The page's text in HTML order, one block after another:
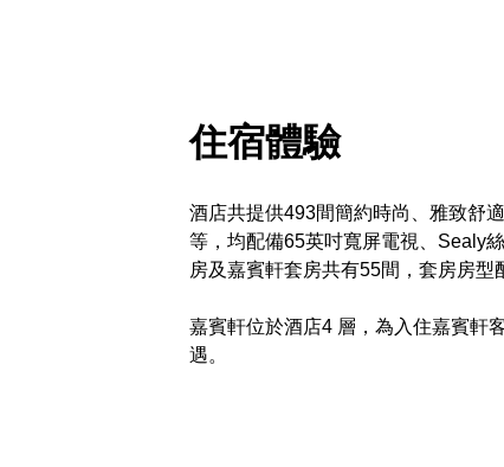
住宿體驗
酒店共提供493間簡約時尚、雅致舒
等，均配備65英吋寬屏電視、Sealy
房及嘉賓軒套房共有55間，套房房型
嘉賓軒位於酒店4 層，為入住嘉賓軒
遇。